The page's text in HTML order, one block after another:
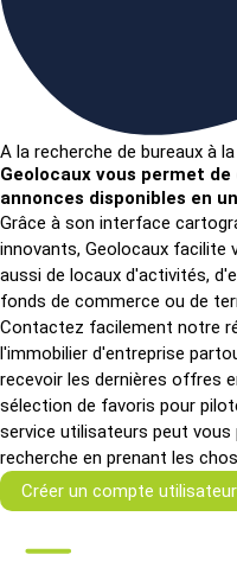
A la recherche de bureaux à
Geolocaux vous permet
annonces disponibles en
Grâce à son interface
innovants, Geolocaux facilite
aussi de locaux d'activités,
fonds de commerce ou de
Contactez facilement notre
l'immobilier d'entreprise
recevoir les dernières offres
sélection de favoris pour
service utilisateurs peut
recherche en prenant les
Créer un compte utilisateur